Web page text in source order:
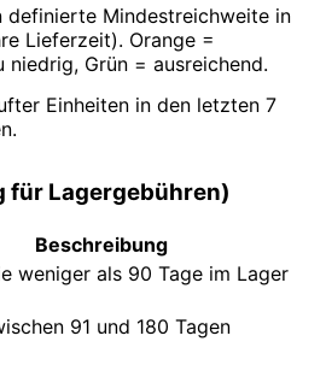
definierte Mindestreichweite in
Lieferzeit). Orange =
niedrig, Grün = ausreichend.
Einheiten in den letzten 7
für Lagergebühren)
Beschreibung
weniger als 90 Tage im Lager
91 und 180 Tagen